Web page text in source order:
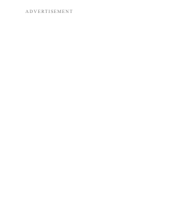
ADVERTISEMENT